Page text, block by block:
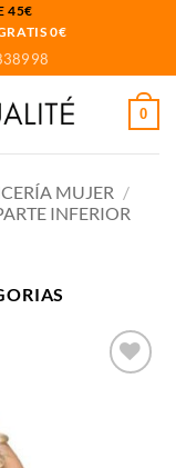
45€
0€
0
MUJER /
INFERIOR